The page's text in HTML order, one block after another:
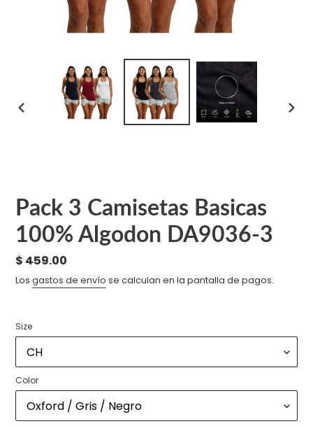
Pack 3 Camisetas Basicas
100% Algodon DA9036-3
Precio
habitual
$ 459.00
Los gastos de envío se calculan en la pantalla de pagos.
Size
Color